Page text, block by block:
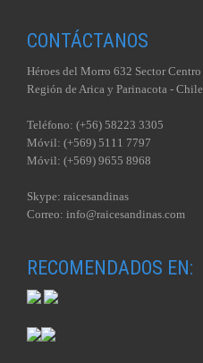
CONTÁCTANOS
Héroes del Morro 632 Sector Centro
Región de Arica y Parinacota - Chile
Teléfono: (+56) 58223 3305
Móvil: (+569) 5111 7797
Móvil: (+569) 9655 8968
Skype: raicesandinas
Correo: info@raicesandinas.com
RECOMENDADOS EN: